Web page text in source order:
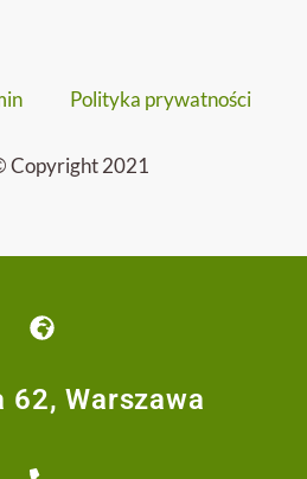
Polityka prywatności
Copyright 2021
62, Warszawa